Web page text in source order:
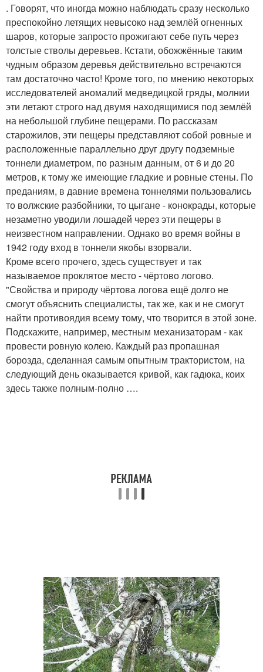
. Говорят, что иногда можно наблюдать сразу несколько
преспокойно летящих невысоко над землёй огненных
шаров, которые запросто прожигают себе путь через
толстые стволы деревьев. Кстати, обожжённые таким
чудным образом деревья действительно встречаются
там достаточно часто! Кроме того, по мнению некоторых
исследователей аномалий медведицкой гряды, молнии
эти летают строго над двумя находящимися под землёй
на небольшой глубине пещерами. По рассказам
старожилов, эти пещеры представляют собой ровные и
расположенные параллельно друг другу подземные
тоннели диаметром, по разным данным, от 6 и до 20
метров, к тому же имеющие гладкие и ровные стены. По
преданиям, в давние времена тоннелями пользовались
то волжские разбойники, то цыгане - конокрады, которые
незаметно уводили лошадей через эти пещеры в
неизвестном направлении. Однако во время войны в
1942 году вход в тоннели якобы взорвали.
Кроме всего прочего, здесь существует и так
называемое проклятое место - чёртово логово.
"Свойства и природу чёртова логова ещё долго не
смогут объяснить специалисты, так же, как и не смогут
найти противоядия всему тому, что творится в этой зоне.
Подскажите, например, местным механизаторам - как
провести ровную колею. Каждый раз пропашная
борозда, сделанная самым опытным трактористом, на
следующий день оказывается кривой, как гадюка, коих
здесь также полным-полно ….